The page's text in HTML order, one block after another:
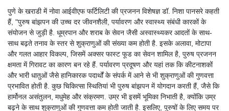
पुणे के खराडी में नोवा आईवीएफ फर्टिलिटी की प्रजनन विशेषज्ञ डॉ. निशा पानसरे कहती
हैं, "पुरुष बांझपन की उच्च दर जीवनशैली, पर्यावरण और स्वास्थ्य संबंधी कारकों के
संयोजन से जुड़ी है. धूम्रपान और शराब के सेवन जैसी अस्वास्थ्यकर आदतों के साथ-
साथ बढ़ते तनाव के स्तर से शुक्राणुओं की संख्या कम होती है. इसके अलावा, मोटापा
और गलत आहार विकल्प, जिसमें अक्सर फास्ट फूड का सेवन शामिल है, पुरुष प्रजनन
क्षमता में गिरावट का कारण बन रहे हैं. पर्यावरण प्रदूषण और यहां तक ​​कि कीटनाशकों
और भारी धातुओं जैसे हानिकारक पदार्थों के संपर्क में आने से भी शुक्राणुओं की गुणवत्ता
प्रभावित होती है. कुछ चिकित्सा स्थितियां भी पुरुष बांझपन में योगदान करती हैं, जैसे कि
हार्मोनल असंतुलन, मधुमेह और संक्रमण. उम्र भी इसमें भूमिका निभाती है, क्योंकि उम्र
बढ़ने के साथ शुक्राणुओं की गुणवत्ता कम होती जाती है. इसलिए, पुरुषों के लिए समय पर